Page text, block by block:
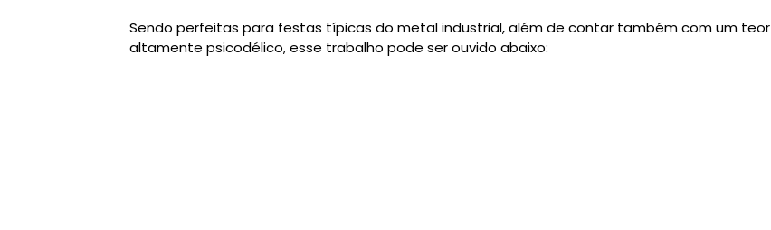
Sendo perfeitas para festas típicas do metal industrial, além de contar também com um teor
altamente psicodélico, esse trabalho pode ser ouvido abaixo: